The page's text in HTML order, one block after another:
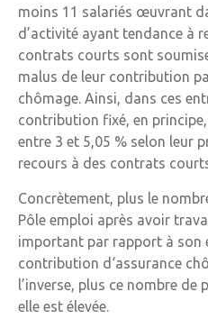
moins 11 salariés œuvrant
d’activité ayant tendance à
contrats courts sont
malus de leur contribution
chômage. Ainsi, dans ces
contribution fixé, en
entre 3 et 5,05 % selon leur
recours à des contrats
Concrètement, plus le
Pôle emploi après avoir
important par rapport à son
contribution d‘assurance
l’inverse, plus ce nombre de
elle est élevée.